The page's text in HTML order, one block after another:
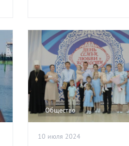
Общество
10 июля 2024